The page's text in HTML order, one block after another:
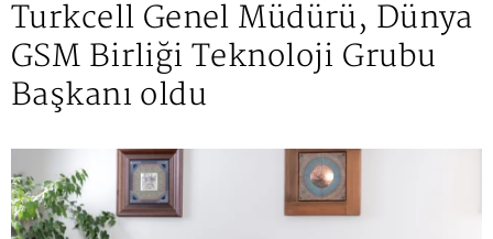
Turkcell Genel Müdürü, Dünya
GSM Birliği Teknoloji Grubu
Başkanı oldu